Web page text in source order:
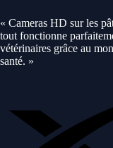
« Cameras HD sur les
tout fonctionne
vétérinaires grâce au
santé. »